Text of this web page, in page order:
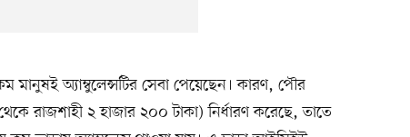
মানুষই অ্যাম্বুলেন্সটির সেবা পেয়েছেন। কারণ, পৌর
রাজশাহী ২ হাজার ২০০ টাকা) নির্ধারণ করেছে, তাতে